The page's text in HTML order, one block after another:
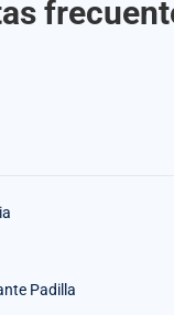
Padilla